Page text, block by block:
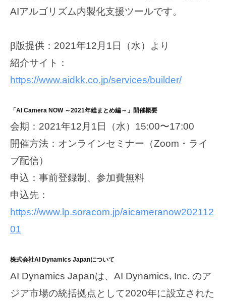
AIアルゴリズム内製化支援ツールです。
β版提供：2021年12月1日（水）より
紹介サイト：
https://www.aidkk.co.jp/services/builder/
「AI Camera NOW ～2021年総まとめ編～」開催概要
会期：2021年12月1日（水）15:00〜17:00
開催方法：オンラインセミナー（Zoom・ライ
ブ配信）
申込：事前登録制、参加費無料
申込先：
https://www.lp.soracom.jp/aicameranow202112
01
株式会社AI Dynamics Japanについて
AI Dynamics Japanは、AI Dynamics, Inc. のア
ジア市場の統括拠点として2020年に設立された